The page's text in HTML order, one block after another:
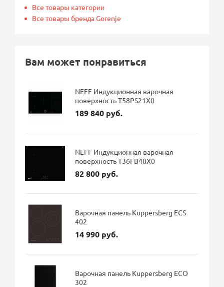
Все товары категории
Все товары бренда Gorenje
Вам может понравиться
NEFF Индукционная варочная
поверхность T58PS21X0
189 840 руб.
NEFF Индукционная варочная
поверхность T36FB40X0
82 800 руб.
Варочная панель Kuppersberg ECS
402
14 990 руб.
Варочная панель Kuppersberg ECO
302